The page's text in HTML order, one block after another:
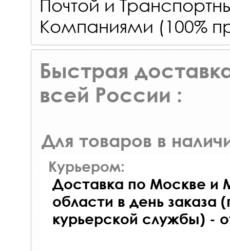
Почтой и
Компаниями (100%
Быстрая
всей России :
Для товаров в
Курьером:
Доставка по Москве и
области в день заказа
курьерской службы) -